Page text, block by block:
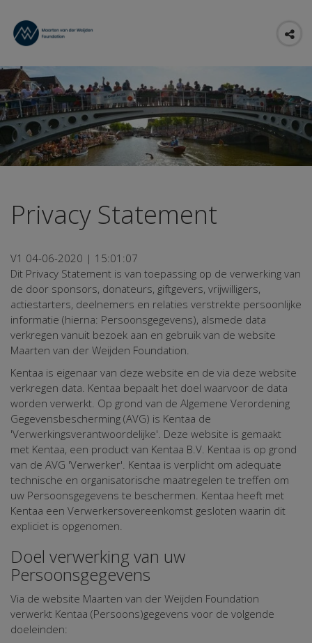
Privacy Statement
V1 04-06-2020 | 15:01:07
Dit Privacy Statement is van toepassing op de verwerking van
de door sponsors, donateurs, giftgevers, vrijwilligers,
actiestarters, deelnemers en relaties verstrekte persoonlijke
informatie (hierna: Persoonsgegevens), alsmede data
verkregen vanuit bezoek aan en gebruik van de website
Maarten van der Weijden Foundation.
Kentaa is eigenaar van deze website en de via deze website
verkregen data. Kentaa bepaalt het doel waarvoor de data
worden verwerkt. Op grond van de Algemene Verordening
Gegevensbescherming (AVG) is Kentaa de
'Verwerkingsverantwoordelijke'. Deze website is gemaakt
met Kentaa, een product van Kentaa B.V. Kentaa is op grond
van de AVG 'Verwerker'. Kentaa is verplicht om adequate
technische en organisatorische maatregelen te treffen om
uw Persoonsgegevens te beschermen. Kentaa heeft met
Kentaa een Verwerkersovereenkomst gesloten waarin dit
expliciet is opgenomen.
Doel verwerking van uw
Persoonsgegevens
Via de website Maarten van der Weijden Foundation
verwerkt Kentaa (Persoons)gegevens voor de volgende
doeleinden: